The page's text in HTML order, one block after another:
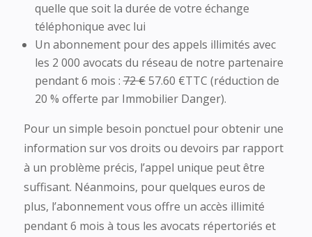
quelle que soit la durée de votre échange
téléphonique avec lui
Un abonnement pour des appels illimités avec
les 2 000 avocats du réseau de notre partenaire
pendant 6 mois :72 €57.60 €TTC (réduction de
20 % offerte par Immobilier Danger).
Pour un simple besoin ponctuel pour obtenir une
information sur vos droits ou devoirs par rapport
à un problème précis, l’appel unique peut être
suffisant. Néanmoins, pour quelques euros de
plus, l’abonnement vous offre un accès illimité
pendant 6 mois à tous les avocats répertoriés et